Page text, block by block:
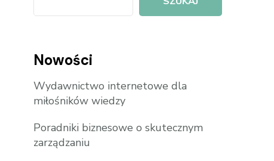
Nowości
Wydawnictwo internetowe dla
miłośników wiedzy
Poradniki biznesowe o skutecznym
zarządzaniu